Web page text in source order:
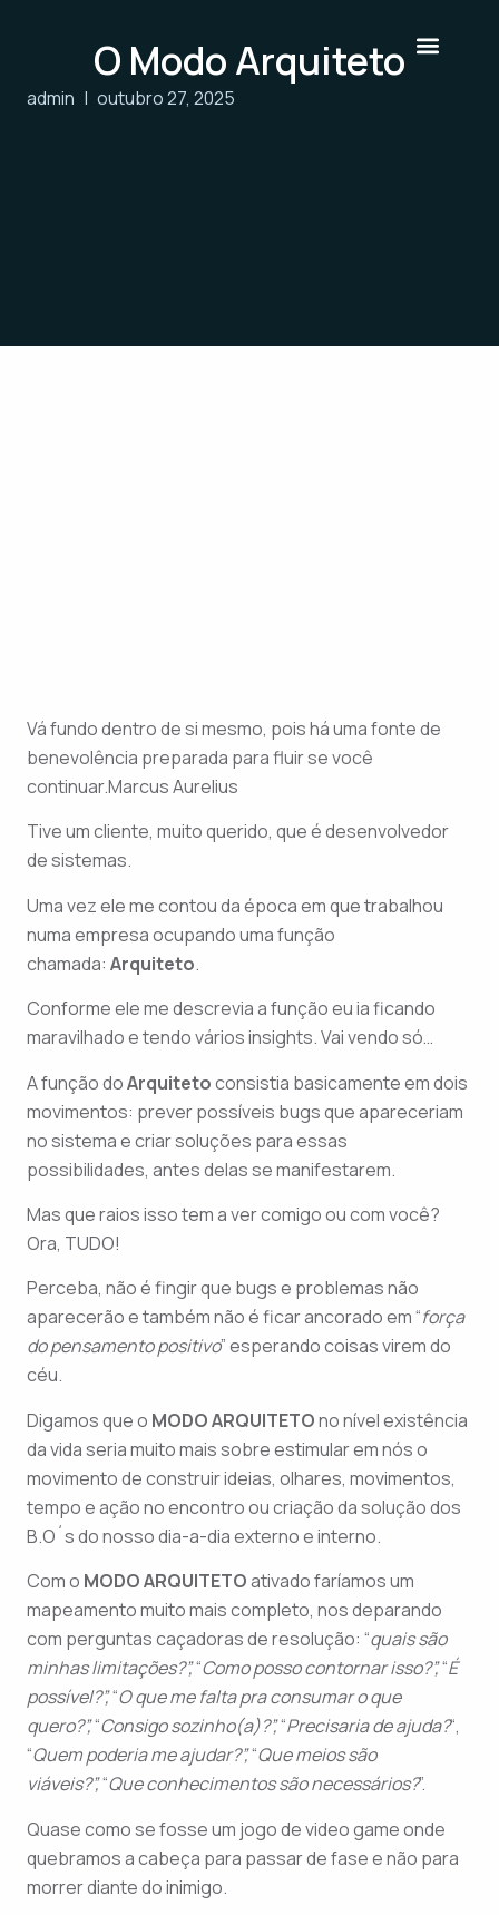
O Modo Arquiteto
admin | outubro 27, 2025
Vá fundo dentro de si mesmo, pois há uma fonte de
benevolência preparada para fluir se você
continuar.Marcus Aurelius
Tive um cliente, muito querido, que é desenvolvedor
de sistemas.
Uma vez ele me contou da época em que trabalhou
numa empresa ocupando uma função
chamada: Arquiteto.
Conforme ele me descrevia a função eu ia ficando
maravilhado e tendo vários insights. Vai vendo só…
A função doArquitetoconsistia basicamente em dois
movimentos: prever possíveis bugs que apareceriam
no sistema e criar soluções para essas
possibilidades, antes delas se manifestarem.
Mas que raios isso tem a ver comigo ou com você?
Ora, TUDO!
Perceba, não é fingir que bugs e problemas não
aparecerão e também não é ficar ancorado em “força
do pensamento positivo” esperando coisas virem do
céu.
Digamos que o MODO ARQUITETOno nível existência
da vida seria muito mais sobre estimular em nós o
movimento de construir ideias, olhares, movimentos,
tempo e ação no encontro ou criação da solução dos
B.O´s do nosso dia-a-dia externo e interno.
Com o MODO ARQUITETOativado faríamos um
mapeamento muito mais completo, nos deparando
com perguntas caçadoras de resolução: “quais são
minhas limitações?”,“Como posso contornar isso?”,“É
possível?”,“O que me falta pra consumar o que
quero?”,“Consigo sozinho(a)?”,“Precisaria de ajuda?“,
“Quem poderia me ajudar?”,“Que meios são
viáveis?”,“Que conhecimentos são necessários?”.
Quase como se fosse um jogo de video game onde
quebramos a cabeça para passar de fase e não para
morrer diante do inimigo.